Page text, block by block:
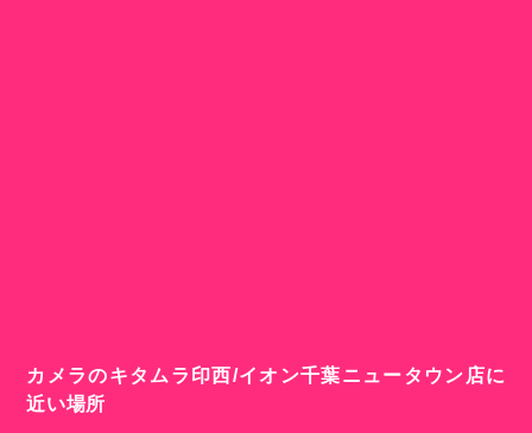
カメラのキタムラ印西/イオン千葉ニュータウン店に
近い場所